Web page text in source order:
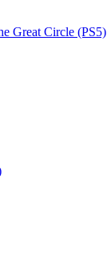
Great Circle (PS5)